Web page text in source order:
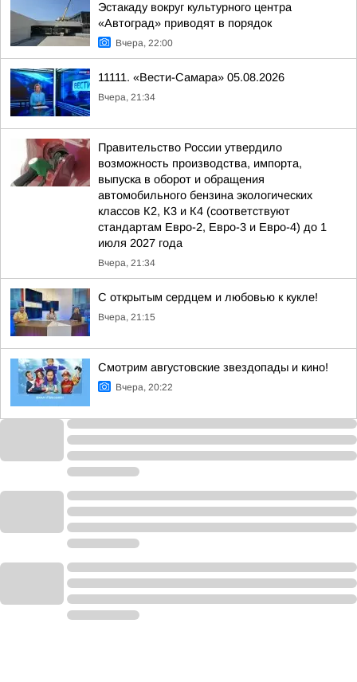
Эстакаду вокруг культурного центра
«Автоград» приводят в порядок
Вчера, 22:00
11111. «Вести-Самара» 05.08.2026
Вчера, 21:34
Правительство России утвердило
возможность производства, импорта,
выпуска в оборот и обращения
автомобильного бензина экологических
классов К2, К3 и К4 (соответствуют
стандартам Евро-2, Евро-3 и Евро-4) до 1
июля 2027 года
Вчера, 21:34
С открытым сердцем и любовью к кукле!
Вчера, 21:15
Смотрим августовские звездопады и кино!
Вчера, 20:22